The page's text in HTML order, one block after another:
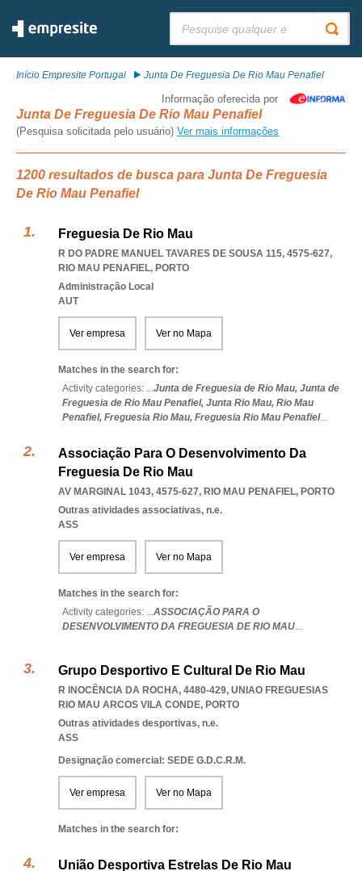
Início Empresite Portugal Junta De Freguesia De Rio Mau Penafiel
Informação oferecida por
Junta De Freguesia De Rio Mau Penafiel
(Pesquisa solicitada pelo usuário) Ver mais informações
1200 resultados de busca para Junta De Freguesia
De Rio Mau Penafiel
Freguesia De Rio Mau
R DO PADRE MANUEL TAVARES DE SOUSA 115, 4575-627,
RIO MAU PENAFIEL, PORTO
Administração Local
AUT
Ver empresa Ver no Mapa
Matches in the search for:
Activity categories: ...Junta de Freguesia de Rio Mau, Junta de
Freguesia de Rio Mau Penafiel, Junta Rio Mau, Rio Mau
Penafiel, Freguesia Rio Mau, Freguesia Rio Mau Penafiel...
Associação Para O Desenvolvimento Da
Freguesia De Rio Mau
AV MARGINAL 1043, 4575-627, RIO MAU PENAFIEL, PORTO
Outras atividades associativas, n.e.
ASS
Ver empresa Ver no Mapa
Matches in the search for:
Activity categories: ...ASSOCIAÇÃO PARA O
DESENVOLVIMENTO DA FREGUESIA DE RIO MAU...
Grupo Desportivo E Cultural De Rio Mau
R INOCÊNCIA DA ROCHA, 4480-429, UNIAO FREGUESIAS
RIO MAU ARCOS VILA CONDE, PORTO
Outras atividades desportivas, n.e.
ASS
Designação comercial: SEDE G.D.C.R.M.
Ver empresa Ver no Mapa
Matches in the search for:
União Desportiva Estrelas De Rio Mau